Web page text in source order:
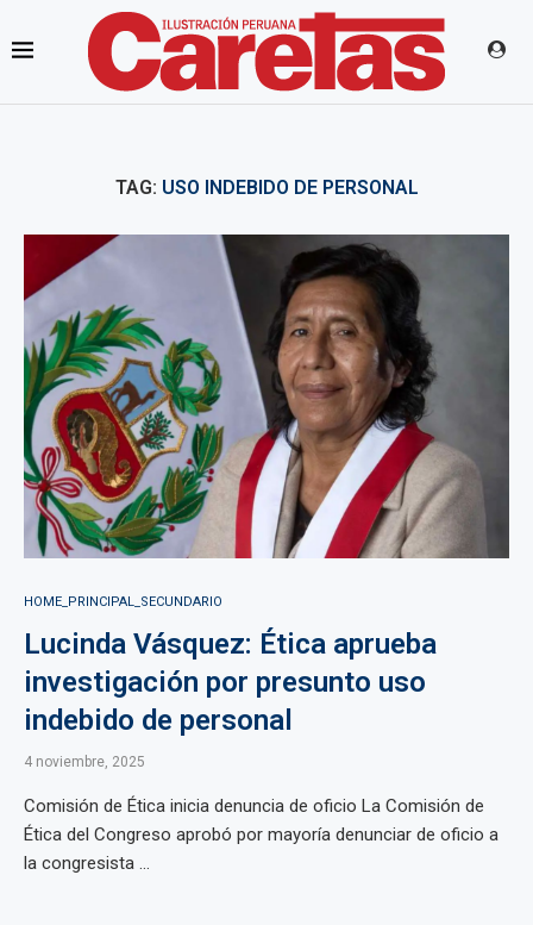
TAG: USO INDEBIDO DE PERSONAL
HOME_PRINCIPAL_SECUNDARIO
Lucinda Vásquez: Ética aprueba
investigación por presunto uso
indebido de personal
4 noviembre, 2025
Comisión de Ética inicia denuncia de oficio La Comisión de
Ética del Congreso aprobó por mayoría denunciar de oficio a
la congresista ...